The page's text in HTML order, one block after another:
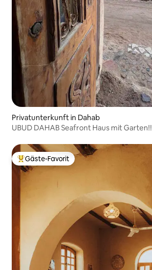
Privatunterkunft in Dahab
UBUD DAHAB Seafront Haus mit Garten!!
Beliebter Gäste-Favorit.
Gäste-Favorit